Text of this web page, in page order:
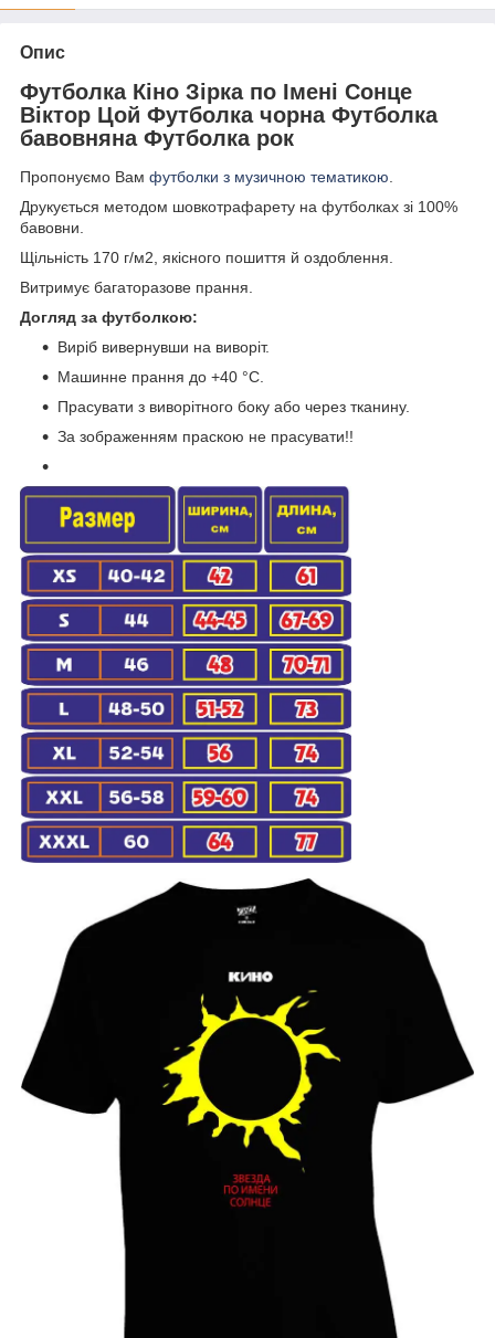
Опис
Футболка Кіно Зірка по Імені Сонце
Віктор Цой Футболка чорна Футболка
бавовняна Футболка рок
Пропонуємо Вам футболки з музичною тематикою.
Друкується методом шовкотрафарету на футболках зі 100%
бавовни.
Щільність 170 г/м2, якісного пошиття й оздоблення.
Витримує багаторазове прання.
Догляд за футболкою:
Виріб вивернувши на виворіт.
Машинне прання до +40 °C.
Прасувати з виворітного боку або через тканину.
За зображенням праскою не прасувати!!